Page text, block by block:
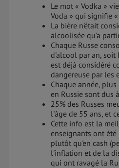
Le mot « Vodka »
Voda » qui signifie
La bière n'était
alcoolisée qu'a
Chaque Russe
d'alcool par an,
est déjà considéré
dangereuse par les
Chaque année,
en Russie sont dus
25% des Russes
l'âge de 55 ans, et
Cette info est la
enseignants ont été
plutôt qu'en cash
l'inflation et de la
qui ont ravagé la